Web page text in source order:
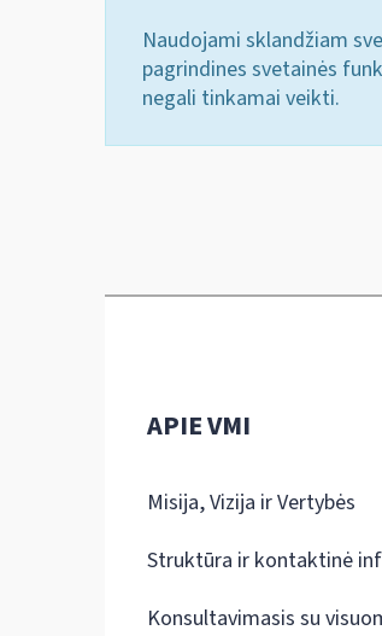
Naudojami sklandžiam
pagrindines svetainės
negali tinkamai veikti.
APIE VMI
Misija, Vizija ir Vertybės
Struktūra ir kontaktinė
Konsultavimasis su